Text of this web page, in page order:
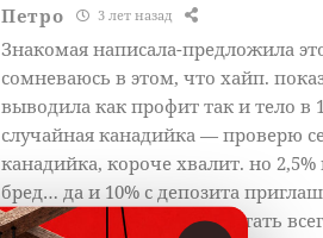
Петро 3 лет назад
Знакомая написала-предложила
сомневаюсь в этом, что хайп.
выводила как профит так и тело в
случайная канадийка — проверю
канадийка, короче хвалит. но
бред… да и 10% с депозита
такую прибыль будет работать